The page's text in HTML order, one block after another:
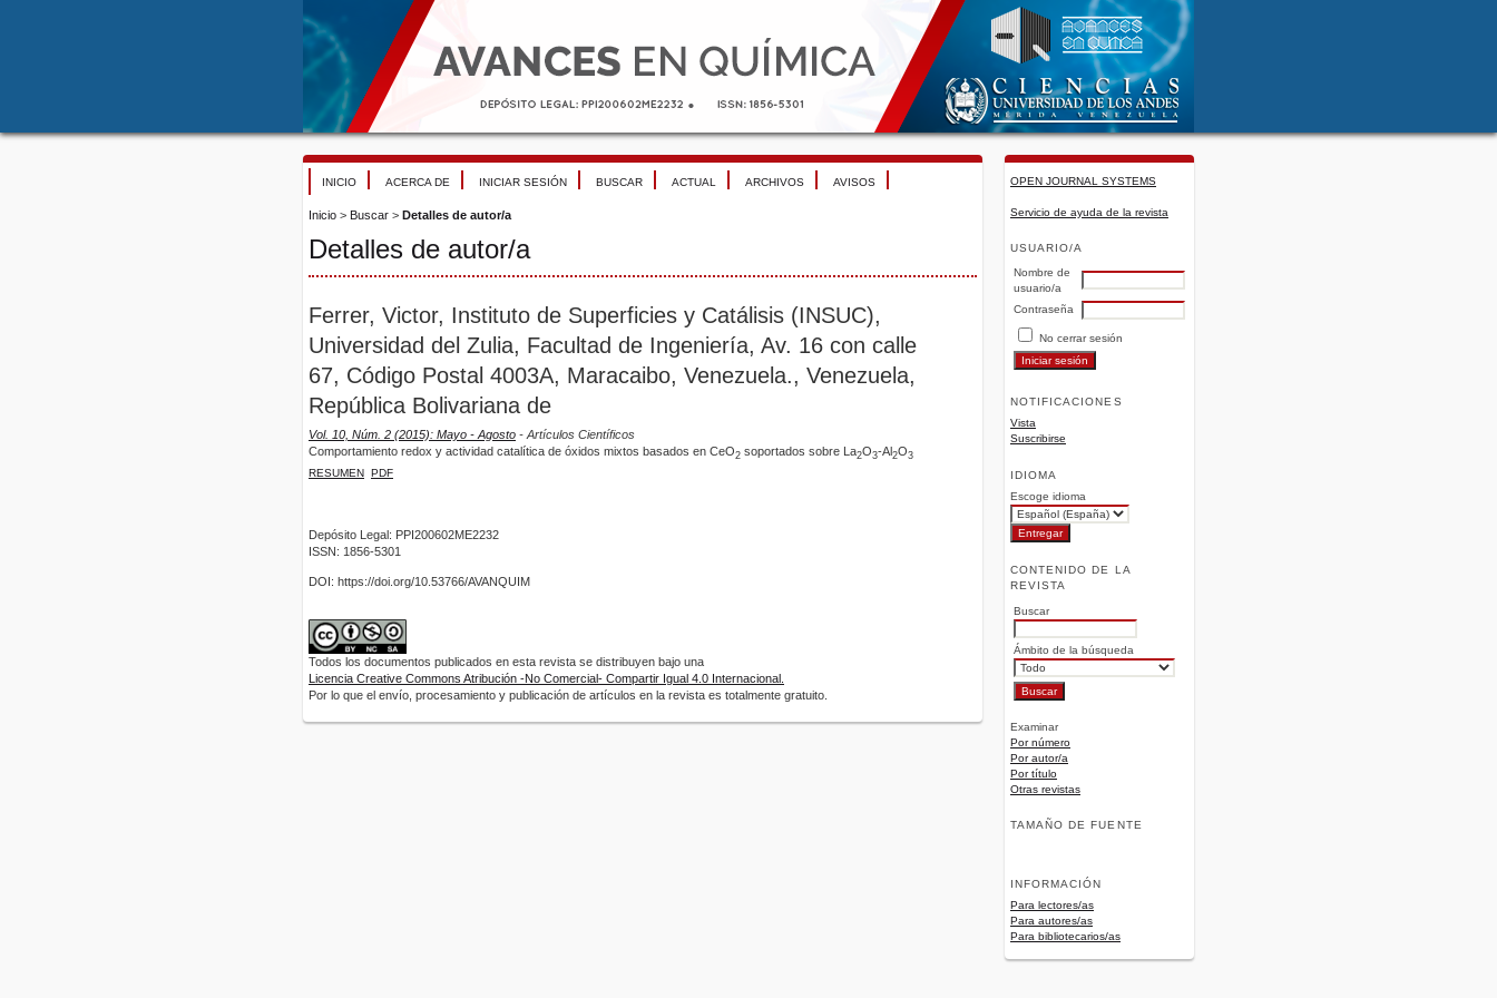
OPEN JOURNAL SYSTEMS
Servicio de ayuda de la revista
USUARIO/A
Nombre de
usuario/a
Contraseña
No cerrar sesión
NOTIFICACIONES
Vista
Suscribirse
IDIOMA
Escoge idioma
CONTENIDO DE LA
REVISTA
Buscar
Ámbito de la búsqueda
Examinar
Por número
Por autor/a
Por título
Otras revistas
TAMAÑO DE FUENTE
INFORMACIÓN
Para lectores/as
Para autores/as
Para bibliotecarios/as
INICIO ACERCA DE INICIAR SESIÓN BUSCAR ACTUAL ARCHIVOS AVISOS
Inicio > Buscar > Detalles de autor/a
Detalles de autor/a
Ferrer, Victor, Instituto de Superficies y Catálisis (INSUC),
Universidad del Zulia, Facultad de Ingeniería, Av. 16 con calle
67, Código Postal 4003A, Maracaibo, Venezuela., Venezuela,
República Bolivariana de
Vol. 10, Núm. 2 (2015): Mayo - Agosto - Artículos Científicos
Comportamiento redox y actividad catalítica de óxidos mixtos basados en CeO2 soportados sobre La2O3-Al2O3
RESUMEN PDF
Depósito Legal: PPI200602ME2232
ISSN: 1856-5301
DOI: https://doi.org/10.53766/AVANQUIM
Todos los documentos publicados en esta revista se distribuyen bajo una
Licencia Creative Commons Atribución -No Comercial- Compartir Igual 4.0 Internacional.
Por lo que el envío, procesamiento y publicación de artículos en la revista es totalmente gratuito.